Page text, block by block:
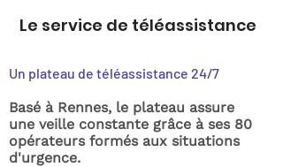
Le service de téléassistance
Un plateau de téléassistance 24/7
Basé à Rennes, le plateau assure
une veille constante grâce à ses 80
opérateurs formés aux situations
d'urgence.